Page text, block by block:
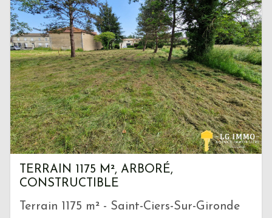
TERRAIN 1175 M², ARBORÉ,
CONSTRUCTIBLE
Terrain 1175 m² - Saint-Ciers-Sur-Gironde